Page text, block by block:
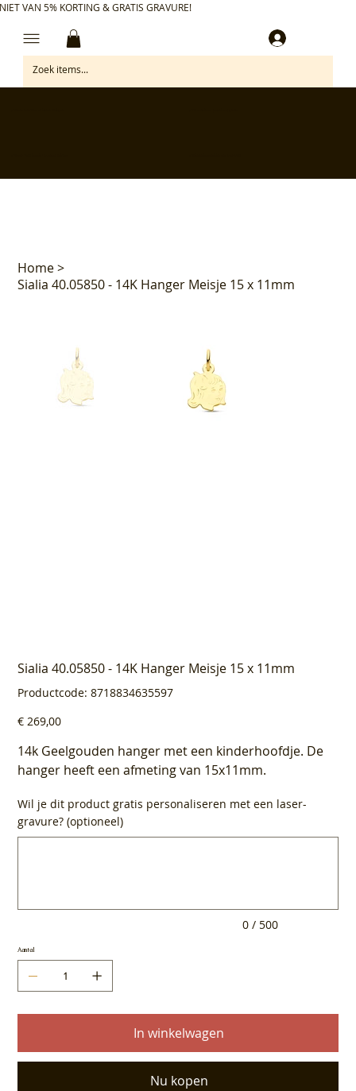
VAN 5% KORTING & GRATIS GRAVURE!
Home>
Sialia 40.05850 - 14K Hanger Meisje 15 x 11mm
Sialia 40.05850 - 14K Hanger Meisje 15 x 11mm
Productcode: Productcode
8718834635597
8718834635597
Prijs
€ 269,00
14k Geelgouden hanger met een kinderhoofdje. De
hanger heeft een afmeting van 15x11mm.
Wil je dit product gratis personaliseren met een laser-
gravure? (optioneel)
0 / 500
Aantal
In winkelwagen
Nu kopen